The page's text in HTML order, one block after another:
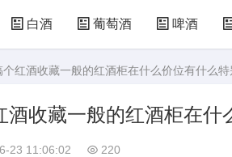
白酒 葡萄酒 啤酒
花茶
红酒收藏一般的红酒柜在什么价位有什么特
酒收藏一般的红酒柜在
23 11:06:02 220